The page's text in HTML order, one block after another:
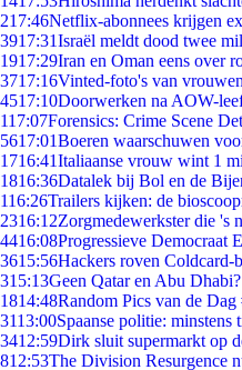
217:46Netflix-abonnees krijgen
3917:31Israël meldt dood twee
1917:29Iran en Oman eens over
3717:16Vinted-foto's van
4517:10Doorwerken na AOW-
117:07Forensics: Crime Scene
5617:01Boeren waarschuwen
1716:41Italiaanse vrouw wint 1
1816:36Datalek bij Bol en de
116:26Trailers kijken: de
2316:12Zorgmedewerkster die 's
4416:08Progressieve Democraat
3615:56Hackers roven
315:13Geen Qatar en Abu
1814:48Random Pics van de Dag
3113:00Spaanse politie:
3412:59Dirk sluit supermarkt op
812:53The Division Resurgence